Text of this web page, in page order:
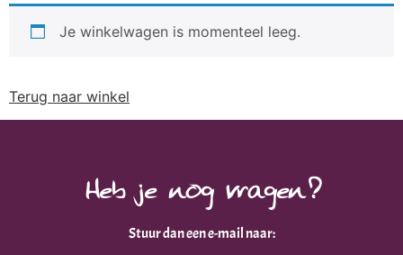
Je winkelwagen is momenteel leeg.
Terug naar winkel
Heb je nog vragen?
Stuur dan een e-mail naar: